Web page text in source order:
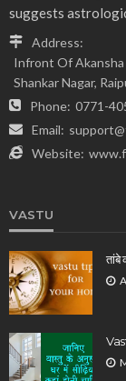
suggests
Address:
Infront Of Akansha
Shankar Nagar,
Phone: 0771-
Email:
Website:
VASTU
तांबे